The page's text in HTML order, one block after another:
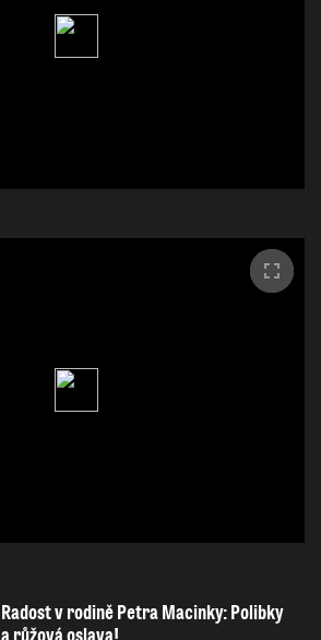
Radost v rodině Petra Macinky: Polibky